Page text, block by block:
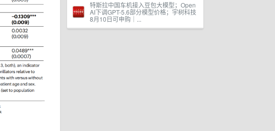
特斯拉中国车机接入豆包大模型；Open
AI下调GPT-5.6部分模型价格；宇树科技
8月10日可申购｜...